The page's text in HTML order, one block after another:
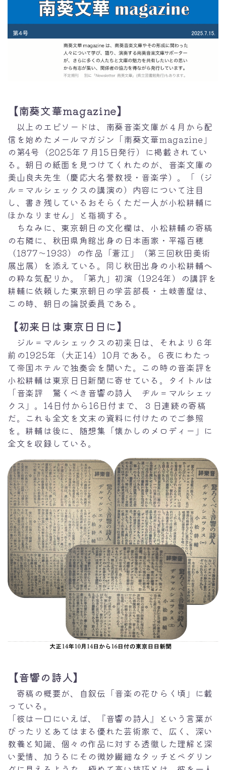
【南葵文華magazine】
以上のエピソードは、南葵音楽文庫が４月から配
信を始めたメールマガジン「南葵文華magazine」
の第4号（2025年７月15日発行）に掲載されてい
る。朝日の紙面を見つけてくれたのが、音楽文庫の
美山良夫先生（慶応大名誉教授・音楽学）。「（ジ
ル＝マルシェックスの講演の）内容について注目
し、書き残しているおそらくただ一人が小松耕輔に
ほかなりません」と指摘する。
ちなみに、東京朝日の文化欄は、小松耕輔の寄稿
の右隣に、秋田県角館出身の日本画家・平福百穂
（1877～1933）の作品「蒼江」（第三回秋田美術
展出展）を添えている。同じ秋田出身の小松耕輔へ
の粋な気配りか。「第九」初演（1924年）の講評を
耕輔に依頼した東京朝日の学芸部長・土岐善麿は、
この時、朝日の論説委員である。
【初来日は東京日日に】
ジル＝マルシェックスの初来日は、それより６年
前の1925年（大正14）10月である。６夜にわたっ
て帝国ホテルで独奏会を開いた。この時の音楽評を
小松耕輔は東京日日新聞に寄せている。タイトルは
「音楽評 驚くべき音響の詩人 ヂル＝マルシェッ
クス」。14日付から16日付まで、３日連続の寄稿
だ。これも全文を文末の資料に付けたのでご参照
を。耕輔は後に、随想集「懐かしのメロディー」に
全文を収録している。
【音響の詩人】
寄稿の概要が、自叙伝「音楽の花ひらく頃」に載
っている。
「彼は一口にいえば、『音響の詩人』という言葉が
ぴったりとあてはまる優れた芸術家で、広く、深い
教養と知識、個々の作品に対する透徹した理解と深
い愛情、加うるにその微妙繊細なタッチとペダリン